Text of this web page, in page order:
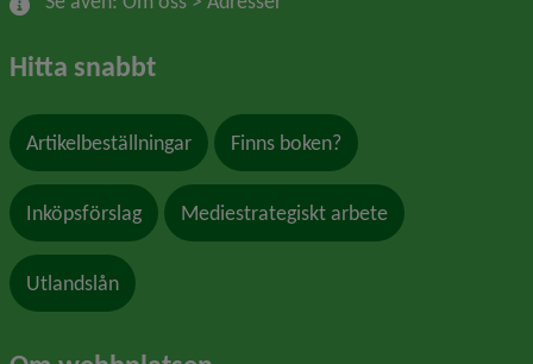
Hitta snabbt
Artikelbeställningar Finns boken?
Inköpsförslag Mediestrategiskt arbete
Utlandslån